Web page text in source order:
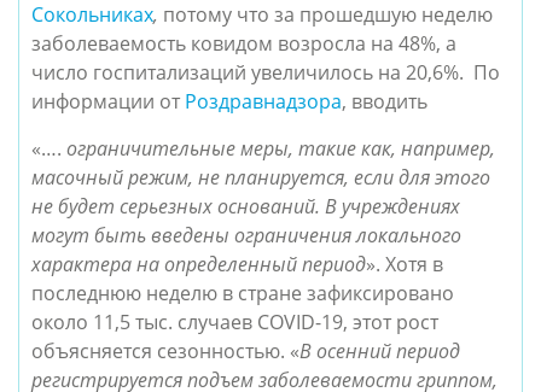
Сокольниках, потому что за прошедшую неделю
заболеваемость ковидом возросла на 48%, а
число госпитализаций увеличилось на 20,6%.  По
информации от Роздравнадзора, вводить
«…. ограничительные меры, такие как, например,
масочный режим, не планируется, если для этого
не будет серьезных оснований. В учреждениях
могут быть введены ограничения локального
характера на определенный период». Хотя в
последнюю неделю в стране зафиксировано
около 11,5 тыс. случаев COVID-19, этот рост
объясняется сезонностью. «В осенний период
регистрируется подъем заболеваемости гриппом,